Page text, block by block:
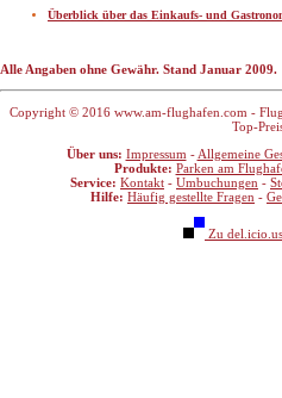
Überblick über das Einkaufs- und
Alle Angaben ohne Gewähr. Stand Januar 2009.
Copyright © 2016 www.am-flughafen.com -
Top-
Über uns: Impressum - Allgemeine
Produkte: Parken am
Service: Kontakt - Umbuchungen -
Hilfe: Häufig gestellte Fragen -
Zu